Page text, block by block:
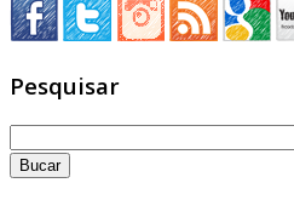
Pesquisar